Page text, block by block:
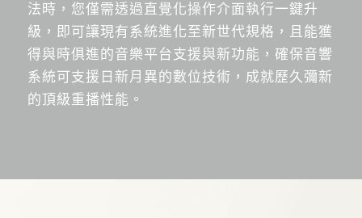
法時，您僅需透過直覺化操作介面執行一鍵升
級，即可讓現有系統進化至新世代規格，且能獲
得與時俱進的音樂平台支援與新功能，確保音響
系統可支援日新月異的數位技術，成就歷久彌新
的頂級重播性能。